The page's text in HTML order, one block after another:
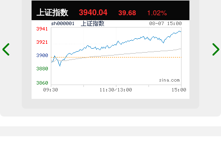
上证指数 3940.04 39.68 1.02%